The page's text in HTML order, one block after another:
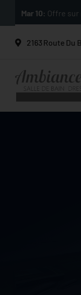
contenu
Mar 10: Offre sur
2163 Route Du